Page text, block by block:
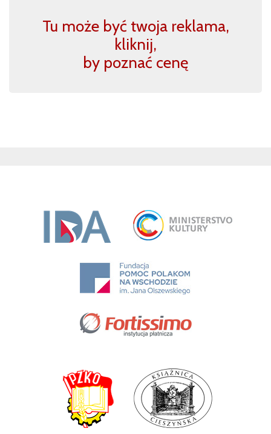
Tu może być twoja reklama,
kliknij,
by poznać cenę